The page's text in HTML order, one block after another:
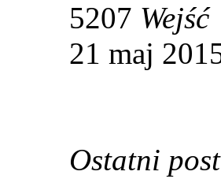
5207 Wejść
21 maj
Ostatni post